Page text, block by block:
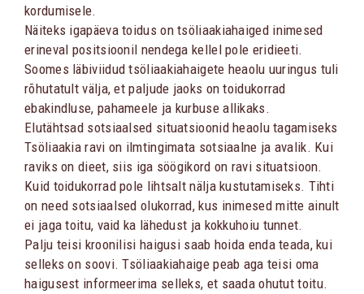
kordumisele.
Näiteks igapäeva toidus on tsöliaakiahaiged inimesed
erineval positsioonil nendega kellel pole eridieeti.
Soomes läbiviidud tsöliaakiahaigete heaolu uuringus tuli
rõhutatult välja, et paljude jaoks on toidukorrad
ebakindluse, pahameele ja kurbuse allikaks.
Elutähtsad sotsiaalsed situatsioonid heaolu tagamiseks
Tsöliaakia ravi on ilmtingimata sotsiaalne ja avalik. Kui
raviks on dieet, siis iga söögikord on ravi situatsioon.
Kuid toidukorrad pole lihtsalt nälja kustutamiseks. Tihti
on need sotsiaalsed olukorrad, kus inimesed mitte ainult
ei jaga toitu, vaid ka lähedust ja kokkuhoiu tunnet.
Palju teisi kroonilisi haigusi saab hoida enda teada, kui
selleks on soovi. Tsöliaakiahaige peab aga teisi oma
haigusest informeerima selleks, et saada ohutut toitu.